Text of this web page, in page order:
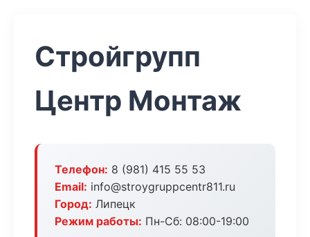
Стройгрупп
Центр Монтаж
Телефон: 8 (981) 415 55 53
Email: info@stroygruppcentr811.ru
Город: Липецк
Режим работы: Пн-Сб: 08:00-19:00